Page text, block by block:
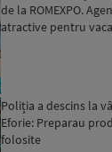
de la ROMEXPO.
atractive pentru
Poliția a descins la
Eforie: Preparau
folosite